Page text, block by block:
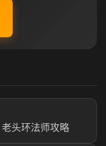
头环法师攻略